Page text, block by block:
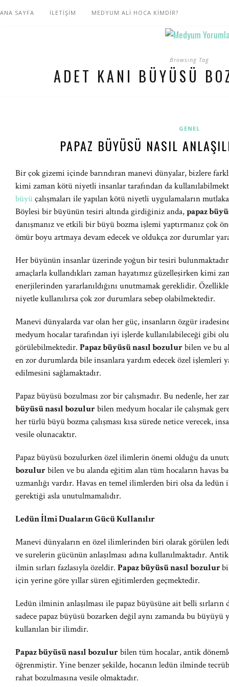
ANA SAYFA İLETİŞİM MEDYUM ALİ HOCA KİMDİR?
Browsing Tag
ADET KANI BÜYÜSÜ
GENEL
PAPAZ BÜYÜSÜ NASIL
Bir çok gizemi içinde barındıran manevi dünyalar, bizlere
kimi zaman kötü niyetli insanlar tarafından da
büyü çalışmaları ile yapılan kötü niyetli uygulamaların
Böylesi bir büyünün tesiri altında girdiğiniz anda,papaz
danışmanız ve etkili bir büyü bozma işlemi yaptırmanız çok
ömür boyu artmaya devam edecek ve oldukça zor durumlar
Her büyünün insanlar üzerinde yoğun bir tesiri
amaçlarla kullandıkları zaman hayatımız güzelleşirken kimi
enerjilerinden yararlanıldığını unutmamak gereklidir.
niyetle kullanılırsa çok zor durumlara sebep olabilmektedir.
Manevi dünyalarda var olan her güç, insanların özgür
medyum hocalar tarafından iyi işlerde kullanılabileceği gibi
görülebilmektedir. Papaz büyüsü nasıl bozulurbilen ve bu
en zor durumlarda bile insanlara yardım edecek özel işlemleri
edilmesini sağlamaktadır.
Papaz büyüsü bozulması zor bir çalışmadır. Bu nedenle, her
büyüsü nasıl bozulurbilen medyum hocalar ile çalışmak
her türlü büyü bozma çalışması kısa sürede netice verecek,
vesile olunacaktır.
Papaz büyüsü bozulurken özel ilimlerin önemi olduğu da
bozulurbilen ve bu alanda eğitim alan tüm hocaların havas
uzmanlığı vardır. Havas en temel ilimlerden biri olsa da
gerektiği asla unutulmamalıdır.
Ledün İlmi Duaların Gücü Kullanılır
Manevi dünyaların en özel ilimlerinden biri olarak görülen
ve surelerin gücünün anlaşılması adına kullanılmaktadır.
ilmin sırları fazlasıyla özeldir. Papaz büyüsü nasıl bozulur
için yerine göre yıllar süren eğitimlerden geçmektedir.
Ledün ilminin anlaşılması ile papaz büyüsüne ait belli
sadece papaz büyüsü bozarken değil aynı zamanda bu büyüyü
kullanılan bir ilimdir.
Papaz büyüsü nasıl bozulurbilen tüm hocalar, antik
öğrenmiştir. Yine benzer şekilde, hocanın ledün ilminde
rahat bozulmasına vesile olmaktadır.